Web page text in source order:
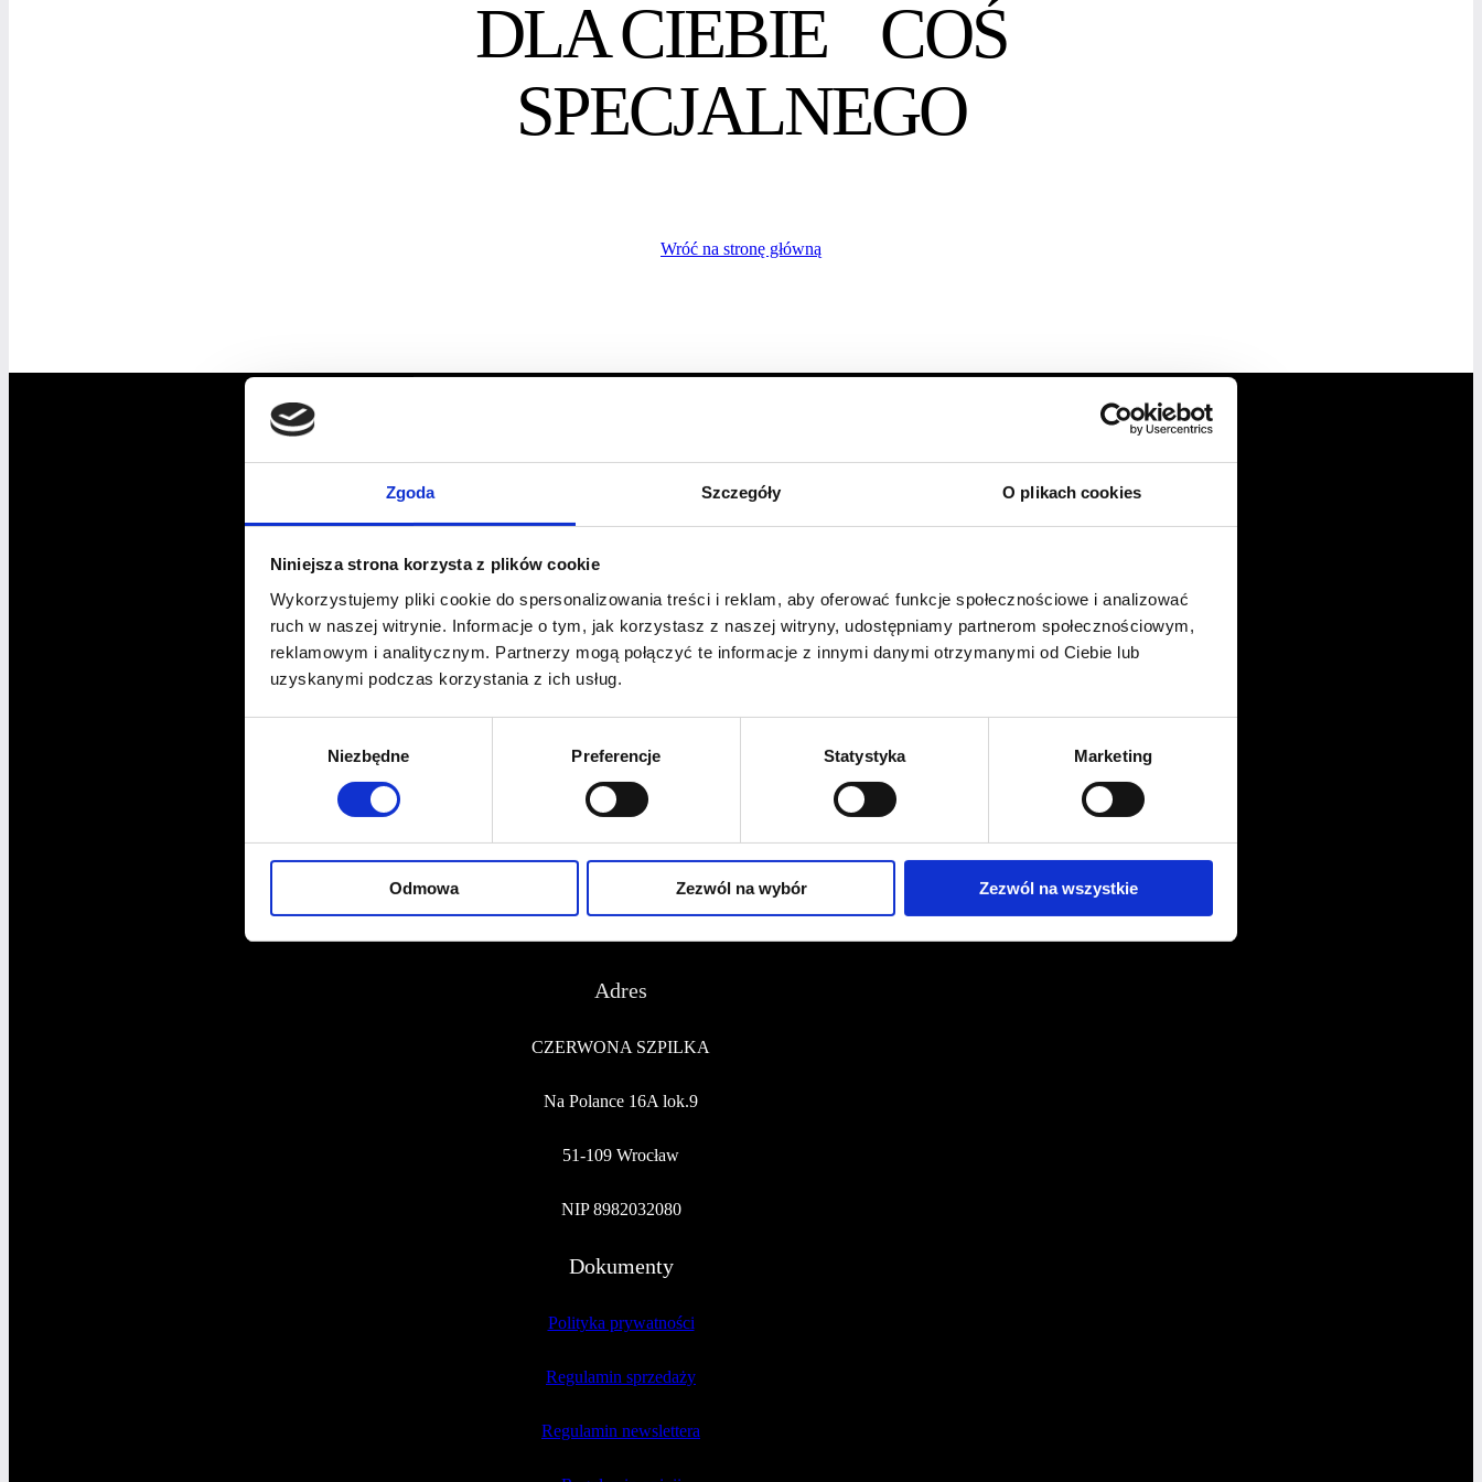
Zgoda Szczegóły O plikach cookies
Niniejsza strona korzysta z plików cookie
Wykorzystujemy pliki cookie do spersonalizowania treści i reklam, aby oferować funkcje społecznościowe i analizować
ruch w naszej witrynie. Informacje o tym, jak korzystasz z naszej witryny, udostępniamy partnerom społecznościowym,
reklamowym i analitycznym. Partnerzy mogą połączyć te informacje z innymi danymi otrzymanymi od Ciebie lub
uzyskanymi podczas korzystania z ich usług.
Niezbędne Preferencje Statystyka Marketing
Odmowa Zezwól na wybór Zezwól na wszystkie
DLA CIEBIE COŚ
SPECJALNEGO
Wróć na stronę główną
Szpilka
Szpilka
Profil tiktok Czerwona Szpilka
Profil youtube Czerwona
Szpilka
Kontakt
kontakt@czerwonaszpilka.pl
+48 577 333 077
NUMER KONTA DO WPŁAT:
Adres
CZERWONA SZPILKA
Na Polance 16A lok.9
51-109 Wrocław
NIP 8982032080
Dokumenty
Polityka prywatności
Regulamin sprzedaży
Regulamin newslettera